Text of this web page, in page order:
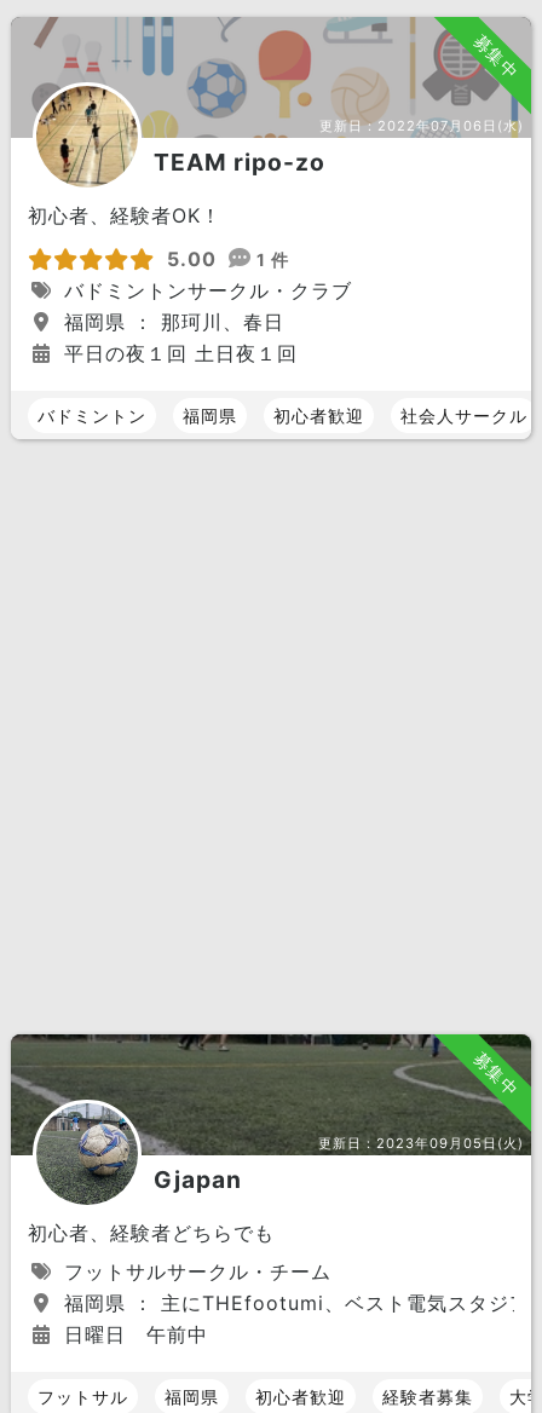
募集中
更新日：2022年07月06日(水)
TEAM ripo-zo
初心者、経験者OK！
5.00
1 件
バドミントンサークル・クラブ
福岡県 ： 那珂川、春日
平日の夜１回 土日夜１回
バドミントン 福岡県 初心者歓迎 社会人サークル
募集中
更新日：2023年09月05日(火)
Gjapan
初心者、経験者どちらでも
フットサルサークル・チーム
福岡県 ： 主にTHEfootumi、ベスト電気スタジア
日曜日 午前中
フットサル 福岡県 初心者歓迎 経験者募集 大